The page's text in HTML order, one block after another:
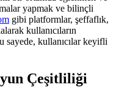
yapmak ve bilinçli
gibi platformlar, şeffaflık,
kullanıcıların
sayede, kullanıcılar keyifli
Çeşitliliği